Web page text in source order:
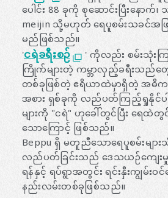
ပေါင်း 88 ခုကို စုဆောင်းပြီးနော
meijin သို့မဟုတ် ရေပူစမ်းသခင်အ
မည်ဖြစ်သည်။
'ငရဲခရီးစဉ် ' ကိုလည်း စမ်းသုံး
ကြိုက်များတဲ့ ကမ္ဘာလှည့်ခရီးသည်တွ
တစ်ခုဖြစ်တဲ့ ဧရိယာထဲမှာရှိတဲ့ အဓိက
အစား ရှစ်ခုကို လည်ပတ်ကြည့်ရှုနိုင်
များကို "ငရဲ" ဟုခေါ်တွင်ပြီး ရေထဲ
သောကြောင့် ဖြစ်သည်။
Beppu ရှိ မတူညီသောရေပူစမ်းမျာ
လည်ပတ်ခြင်းသည် ဒေသယဉ်ကျေး
ရန်နှင့် ရပ်ရွာအတွင်း ရင်းနှီးကျွမ်းဝ
နည်းလမ်းတစ်ခုဖြစ်သည်။